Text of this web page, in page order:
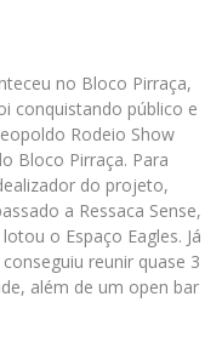
no Bloco Pirraça,
conquistando público e
Rodeio Show
Bloco Pirraça. Para
do projeto,
a Ressaca Sense,
o Espaço Eagles. Já
reunir quase 3
além de um open bar